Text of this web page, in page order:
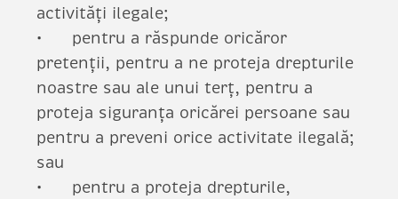
activități ilegale;
pentru a răspunde oricăror
pretenții, pentru a ne proteja drepturile
noastre sau ale unui terț, pentru a
proteja siguranța oricărei persoane sau
pentru a preveni orice activitate ilegală;
sau
pentru a proteja drepturile,